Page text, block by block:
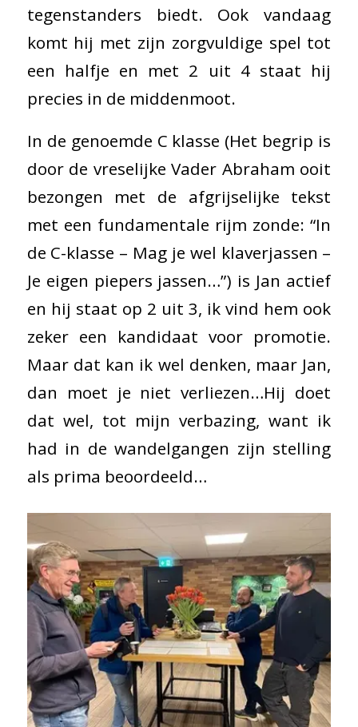
tegenstanders biedt. Ook vandaag
komt hij met zijn zorgvuldige spel tot
een halfje en met 2 uit 4 staat hij
precies in de middenmoot.
In de genoemde C klasse (Het begrip is
door de vreselijke Vader Abraham ooit
bezongen met de afgrijselijke tekst
met een fundamentale rijm zonde: “In
de C-klasse – Mag je wel klaverjassen –
Je eigen piepers jassen…”) is Jan actief
en hij staat op 2 uit 3, ik vind hem ook
zeker een kandidaat voor promotie.
Maar dat kan ik wel denken, maar Jan,
dan moet je niet verliezen…Hij doet
dat wel, tot mijn verbazing, want ik
had in de wandelgangen zijn stelling
als prima beoordeeld…